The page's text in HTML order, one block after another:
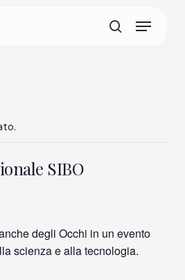
al tuo dispositivo di
del dovuto quando resti
Menu
SIBO
degli Occhi in un evento
scienza e alla tecnologia.